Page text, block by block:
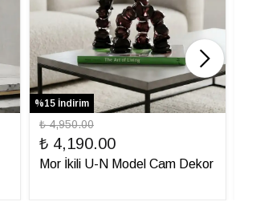
%15 İndirim
₺ 4,950.00
₺ 4,190.00
Mor İkili U-N Model Cam Dekor